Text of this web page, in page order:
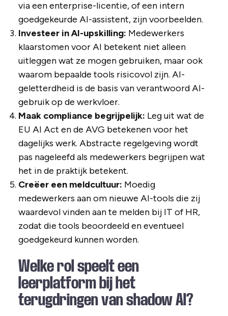
via een enterprise-licentie, of een intern
goedgekeurde AI-assistent, zijn voorbeelden.
Investeer in AI-upskilling: Medewerkers
klaarstomen voor AI betekent niet alleen
uitleggen wat ze mogen gebruiken, maar ook
waarom bepaalde tools risicovol zijn. AI-
geletterdheid is de basis van verantwoord AI-
gebruik op de werkvloer.
Maak compliance begrijpelijk: Leg uit wat de
EU AI Act en de AVG betekenen voor het
dagelijks werk. Abstracte regelgeving wordt
pas nageleefd als medewerkers begrijpen wat
het in de praktijk betekent.
Creëer een meldcultuur: Moedig
medewerkers aan om nieuwe AI-tools die zij
waardevol vinden aan te melden bij IT of HR,
zodat die tools beoordeeld en eventueel
goedgekeurd kunnen worden.
Welke rol speelt een
leerplatform bij het
terugdringen van shadow AI?